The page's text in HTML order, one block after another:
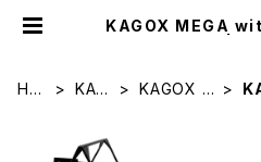
KAGOX MEGA
HO
KAG
KAGOX M